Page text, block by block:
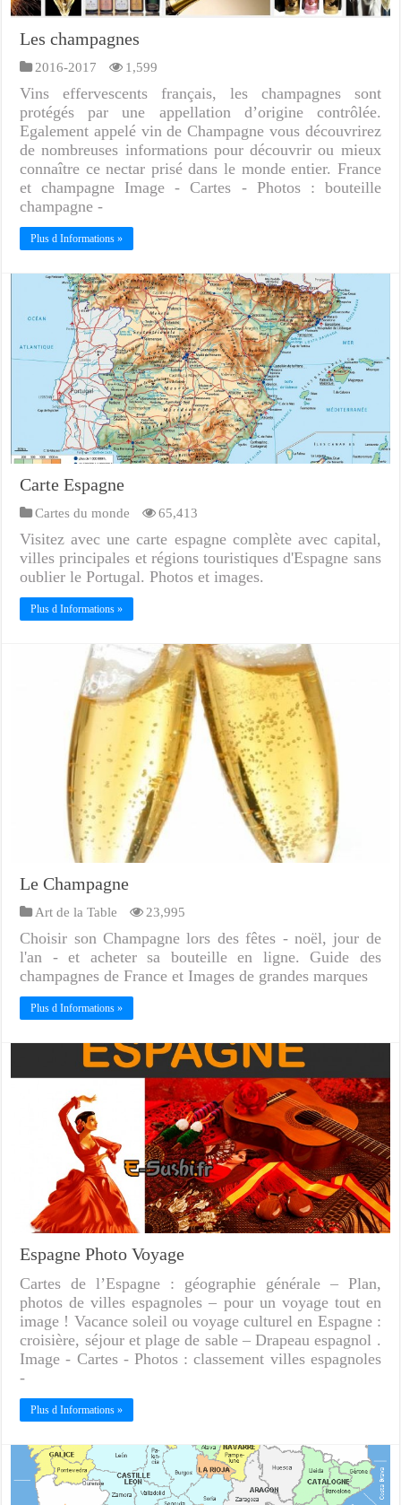
Les champagnes
2016-2017 1,599
Vins effervescents français, les champagnes sont
protégés par une appellation d’origine contrôlée.
Egalement appelé vin de Champagne vous découvrirez
de nombreuses informations pour découvrir ou mieux
connaître ce nectar prisé dans le monde entier. France
et champagne Image - Cartes - Photos : bouteille
champagne -
Plus d Informations »
Carte Espagne
Cartes du monde 65,413
Visitez avec une carte espagne complète avec capital,
villes principales et régions touristiques d'Espagne sans
oublier le Portugal. Photos et images.
Plus d Informations »
Le Champagne
Art de la Table 23,995
Choisir son Champagne lors des fêtes - noël, jour de
l'an - et acheter sa bouteille en ligne. Guide des
champagnes de France et Images de grandes marques
Plus d Informations »
Espagne Photo Voyage
Cartes de l’Espagne : géographie générale – Plan,
photos de villes espagnoles – pour un voyage tout en
image ! Vacance soleil ou voyage culturel en Espagne :
croisière, séjour et plage de sable – Drapeau espagnol .
Image - Cartes - Photos : classement villes espagnoles
-
Plus d Informations »